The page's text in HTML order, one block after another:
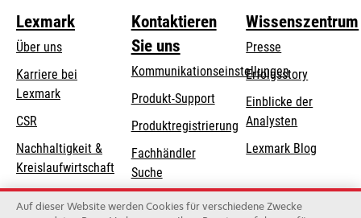
Lexmark
Über uns
Karriere bei
Lexmark
CSR
Nachhaltigkeit &
Kreislaufwirtschaft
Lexmark-Partner
Kontaktieren
Sie uns
Kommunikationseinstellungen
wird
in
einer
neuen
Registerkarte
geöffnet
Produkt-Supportwird
einer
neuen
geöffnet
Produktregistrierung
Fachhändler
Suche
Lexmark
Wissenszentrum
Presse
Erfolgsstory
Einblicke der
Analysten
Lexmark Blog
Auf dieser Website werden Cookies für verschiedene Zwecke